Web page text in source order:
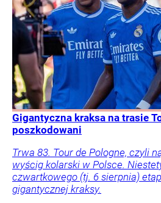
Gigantyczna kraksa na trasie
poszkodowani
Trwa 83. Tour de Pologne, czyli
wyścig kolarski w Polsce.
czwartkowego (tj. 6 sierpnia)
gigantycznej kraksy.